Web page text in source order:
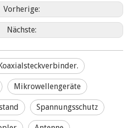
Vorherige:
Nächste:
Mikrowellengeräte
Spannungsschutz